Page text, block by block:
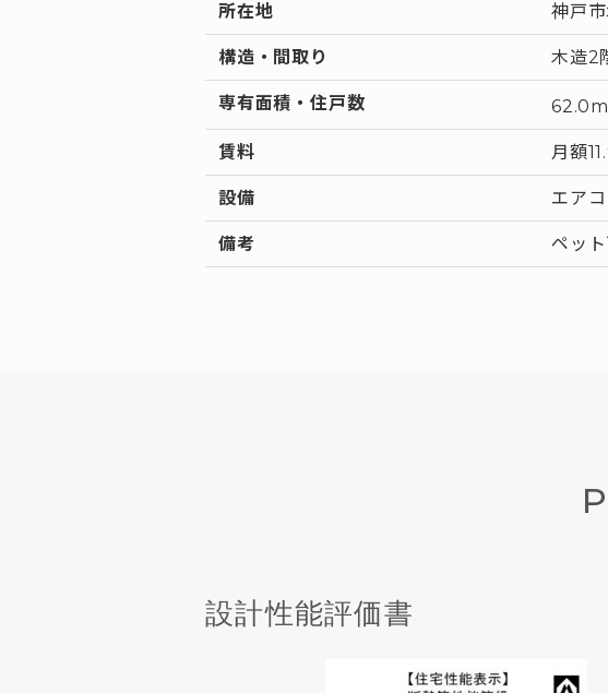
所在地 神戸
構造・間取り 木造2
専有面積・住戸数 62.0m
賃料 月額
設備 エア
備考 ペッ
設計性能評価書